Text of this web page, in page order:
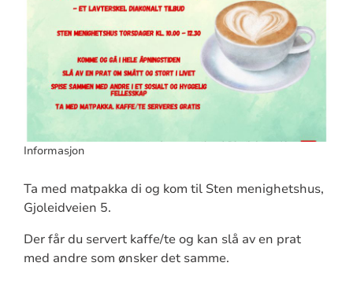
Informasjon
Ta med matpakka di og kom til Sten menighetshus,
Gjoleidveien 5.
Der får du servert kaffe/te og kan slå av en prat
med andre som ønsker det samme.